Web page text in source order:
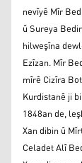
nevîyê Mîr
û Sureya
hilweşîna
Ezîzan. Mîr
mîrê Cizîra
Kurdistanê ji
1848an de,
Xan dibin û
Celadet Alî